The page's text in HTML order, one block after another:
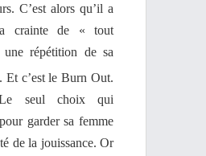
C’est alors qu’il a
crainte de « tout
répétition de sa
Et c’est le Burn Out.
seul choix qui
garder sa femme
de la jouissance. Or